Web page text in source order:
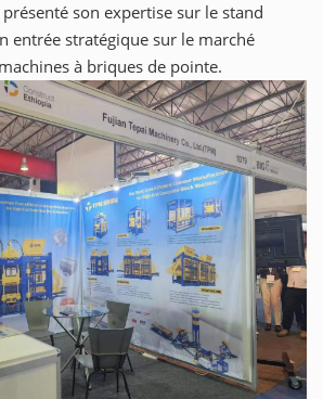
son expertise sur le stand
entrée stratégique sur le marché
à briques de pointe.